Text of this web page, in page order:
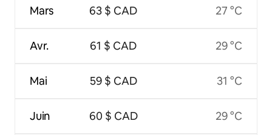
Mars
Avr.
Mai
Juin
63 $ CAD
61 $ CAD
59 $ CAD
60 $ CAD
27 °C
29 °C
31 °C
29 °C